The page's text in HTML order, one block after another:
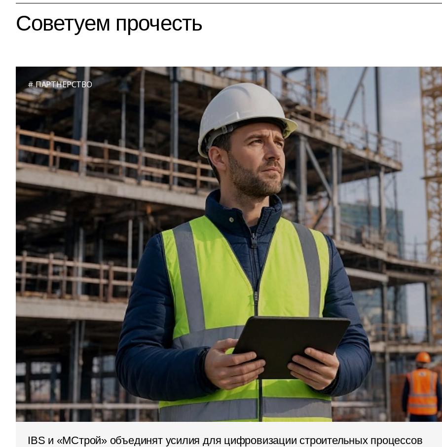
Советуем прочесть
ПАРТНЕРСТВО
IBS и «МСтрой» объединят усилия для цифровизации строительных процессов